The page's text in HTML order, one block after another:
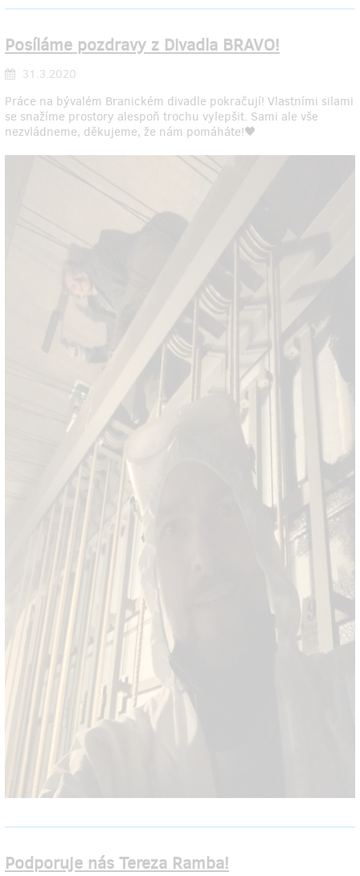
Posíláme pozdravy z Divadla BRAVO!
31.3.2020
Práce na bývalém Branickém divadle pokračují! Vlastními silami
se snažíme prostory alespoň trochu vylepšit. Sami ale vše
nezvládneme, děkujeme, že nám pomáháte!🖤
Podporuje nás Tereza Ramba!